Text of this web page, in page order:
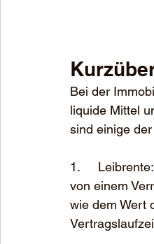
Bei der
liquide Mittel
sind einige
1.	Leibrente: Bei der Leibrente erhält der Eigentümer regelmäßige monatliche Zahlungen
von einem
wie dem Wert